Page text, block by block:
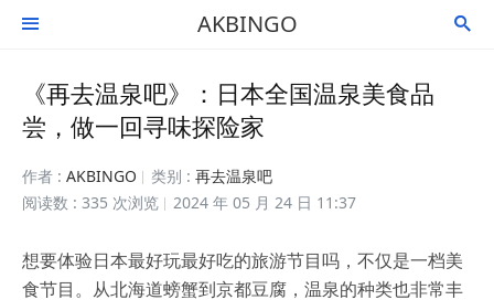
 AKBINGO 
《再去温泉吧》：日本全国温泉美食品
尝，做一回寻味探险家
作者 : AKBINGO 类别 : 再去温泉吧
阅读数 : 335 次浏览
2024 年 05 月 24 日 11:37
想要体验日本最好玩最好吃的旅游节目吗，不仅是一档美
食节目。从北海道螃蟹到京都豆腐，温泉的种类也非常丰